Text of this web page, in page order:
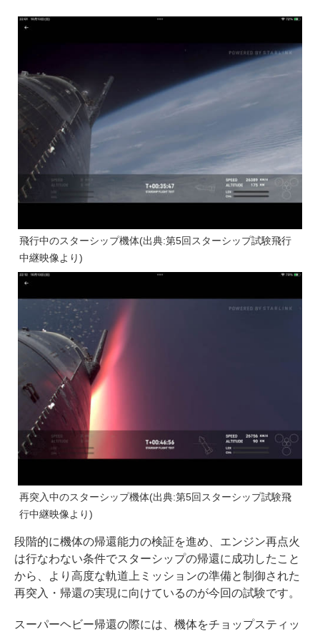
飛行中のスターシップ機体(出典:第5回スターシップ試験飛行
中継映像より)
再突入中のスターシップ機体(出典:第5回スターシップ試験飛
行中継映像より)
段階的に機体の帰還能力の検証を進め、エンジン再点火
は行なわない条件でスターシップの帰還に成功したこと
から、より高度な軌道上ミッションの準備と制御された
再突入・帰還の実現に向けているのが今回の試験です。
スーパーヘビー帰還の際には、機体をチョップスティッ